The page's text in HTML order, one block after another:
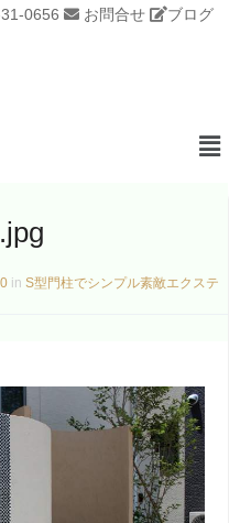
0656 お問合せ
ブログ
in S型門柱でシンプル素敵エクステ